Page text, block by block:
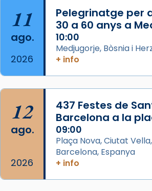
partir de l’Edat Mitjana
que les santes Juliana (“relatiu
Semproniana (“relatiu a
eterna”) són deixebles seves. I
frare Joan Gaspar Roig,
que les santes són filles de
Mataró en reivindicarà les
Foto
View on Facebook · Share
11
ago.
2026
Pelegrinatge per
30 a 60 anys a
10:00
Medjugorje, Bòsnia i
+ info
12
ago.
2026
437 Festes de
Barcelona a la
09:00
Plaça Nova, Ciutat
Barcelona, Espanya
+ info